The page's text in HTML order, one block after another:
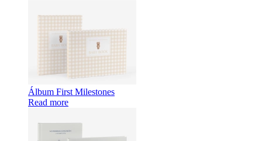
Álbum First Milestones
Read more